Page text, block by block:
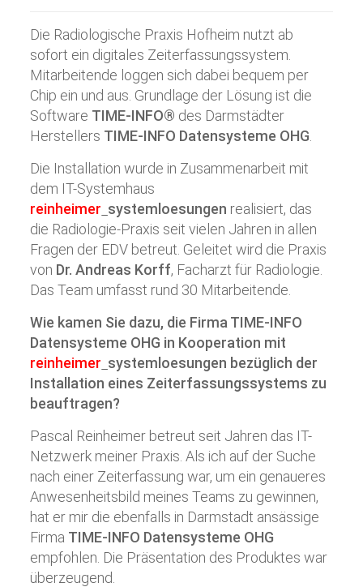
Die Radiologische Praxis Hofheim nutzt ab
sofort ein digitales Zeiterfassungssystem.
Mitarbeitende loggen sich dabei bequem per
Chip ein und aus. Grundlage der Lösung ist die
Software TIME-INFO® des Darmstädter
Herstellers TIME-INFO Datensysteme OHG
Die Installation wurde in Zusammenarbeit mit
dem IT-Systemhaus
reinheimer systemloesungen realisiert, das
die Radiologie-Praxis seit vielen Jahren in allen
Fragen der EDV betreut. Geleitet wird die Praxis
von Dr. Andreas Korff, Facharzt für Radiologie.
Das Team umfasst rund 30 Mitarbeitende.
Wie kamen Sie dazu, die Firma TIME-INFO
Datensysteme OHG in Kooperation mit
reinheimer systemloesungen bezüglich der
Installation eines Zeiterfassungssystems zu
beauftragen?
Pascal Reinheimer betreut seit Jahren das IT-
Netzwerk meiner Praxis. Als ich auf der Suche
nach einer Zeiterfassung war, um ein genaueres
Anwesenheitsbild meines Teams zu gewinnen,
hat er mir die ebenfalls in Darmstadt ansässige
Firma TIME-INFO Datensysteme OHG
empfohlen. Die Präsentation des Produktes war
überzeugend.